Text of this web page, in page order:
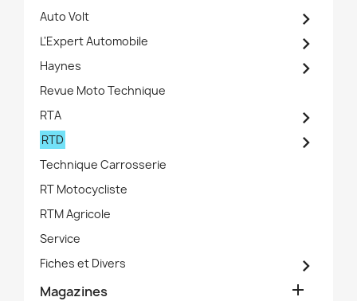
Auto Volt

L'Expert Automobile 
Haynes 
Revue Moto Technique
RTA

RTD 
Technique Carrosserie
RT Motocycliste
RTM Agricole
Service
Fiches et Divers

Magazines 